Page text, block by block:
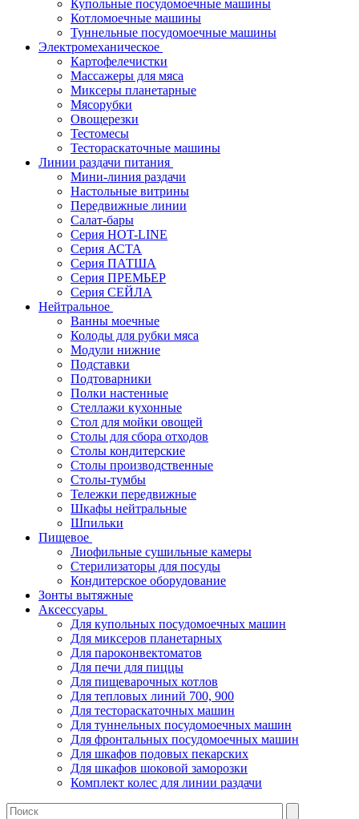
Купольные посудомоечные машины
Котломоечные машины
Туннельные посудомоечные машины
Электромеханическое
Картофелечистки
Массажеры для мяса
Миксеры планетарные
Мясорубки
Овощерезки
Тестомесы
Тестораскаточные машины
Линии раздачи питания
Мини-линия раздачи
Настольные витрины
Передвижные линии
Салат-бары
Серия HOT-LINE
Серия АСТА
Серия ПАТША
Серия ПРЕМЬЕР
Серия СЕЙЛА
Нейтральное
Ванны моечные
Колоды для рубки мяса
Модули нижние
Подставки
Подтоварники
Полки настенные
Стеллажи кухонные
Стол для мойки овощей
Столы для сбора отходов
Столы кондитерские
Столы производственные
Столы-тумбы
Тележки передвижные
Шкафы нейтральные
Шпильки
Пищевое
Лиофильные сушильные камеры
Стерилизаторы для посуды
Кондитерское оборудование
Зонты вытяжные
Аксессуары
Для купольных посудомоечных машин
Для миксеров планетарных
Для пароконвектоматов
Для печи для пиццы
Для пищеварочных котлов
Для тепловых линий 700, 900
Для тестораскаточных машин
Для туннельных посудомоечных машин
Для фронтальных посудомоечных машин
Для шкафов подовых пекарских
Для шкафов шоковой заморозки
Комплект колес для линии раздачи